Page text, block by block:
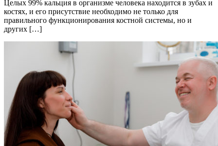
Целых 99% кальция в организме человека находится в зубах и
костях, и его присутствие необходимо не только для
правильного функционирования костной системы, но и
других […]